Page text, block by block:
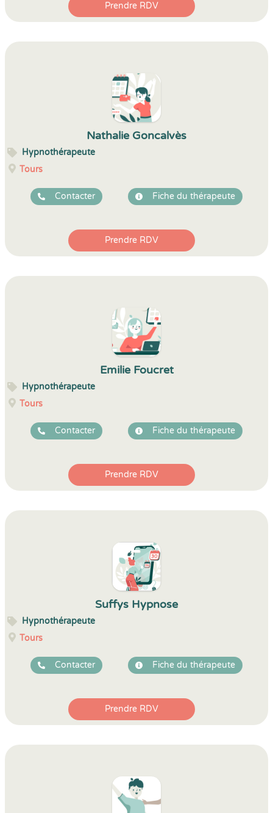
Prendre RDV
Nathalie Goncalvès
Hypnothérapeute
Tours
Contacter Fiche du thérapeute
Prendre RDV
Emilie Foucret
Hypnothérapeute
Tours
Contacter Fiche du thérapeute
Prendre RDV
Suffys Hypnose
Hypnothérapeute
Tours
Contacter Fiche du thérapeute
Prendre RDV